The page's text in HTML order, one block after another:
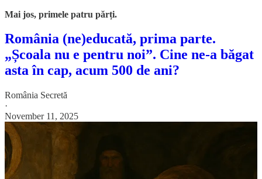
Mai jos, primele patru părți.
România (ne)educată, prima parte.
„Școala nu e pentru noi”. Cine ne-a băgat
asta în cap, acum 500 de ani?
România Secretă
·
November 11, 2025